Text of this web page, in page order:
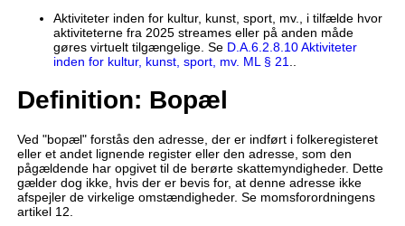
Aktiviteter inden for kultur, kunst, sport, mv., i tilfælde hvor
aktiviteterne fra 2025 streames eller på anden måde
gøres virtuelt tilgængelige. Se D.A.6.2.8.10 Aktiviteter
inden for kultur, kunst, sport, mv. ML § 21
Definition: Bopæl
Ved "bopæl" forstås den adresse, der er indført i folkeregisteret
eller et andet lignende register eller den adresse, som den
pågældende har opgivet til de berørte skattemyndigheder. Dette
gælder dog ikke, hvis der er bevis for, at denne adresse ikke
afspejler de virkelige omstændigheder. Se momsforordningens
artikel 12.